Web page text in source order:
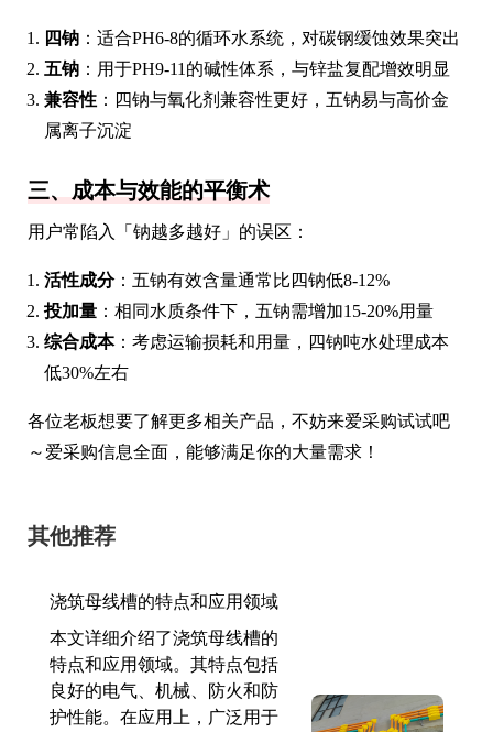
四钠 ：适合PH6-8的循环水系统，对碳钢缓蚀效果突出
五钠 ：用于PH9-11的碱性体系，与锌盐复配增效明显
兼容性 ：四钠与氧化剂兼容性更好，五钠易与高价金
属离子沉淀
三、成本与效能的平衡术
用户常陷入「钠越多越好」的误区：
活性成分：五钠有效含量通常比四钠低8-12%
投加量 ：相同水质条件下，五钠需增加15-20%用量
综合成本：考虑运输损耗和用量，四钠吨水处理成本
低30%左右
各位老板想要了解更多相关产品，不妨来爱采购试试吧
～爱采购信息全面，能够满足你的大量需求！
其他推荐
浇筑母线槽的特点和应用领域
本文详细介绍了浇筑母线槽的
特点和应用领域。其特点包括
良好的电气、机械、防火和防
护性能。在应用上，广泛用于